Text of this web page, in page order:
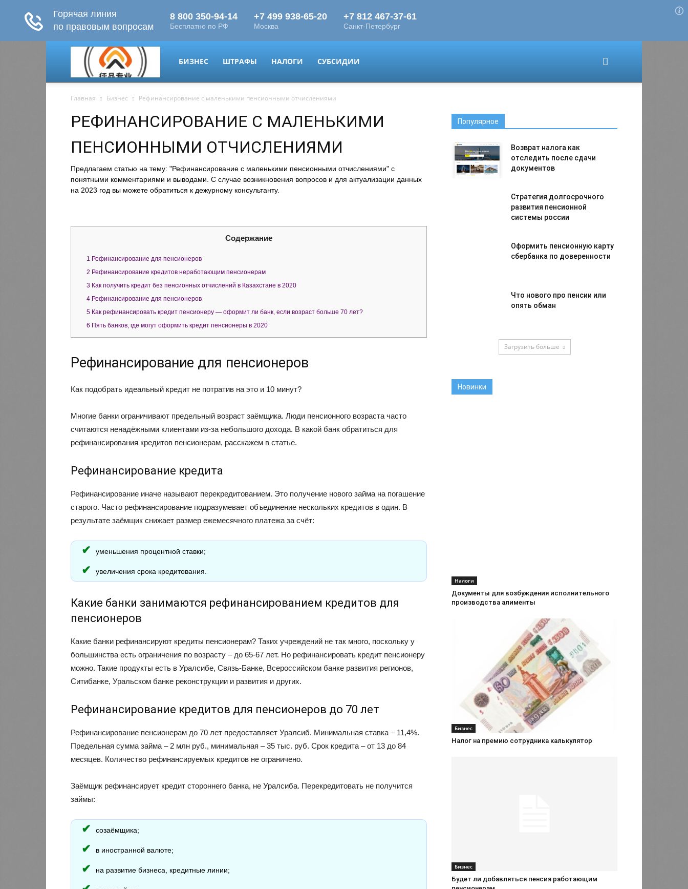
migrant-
plus.ru
БИЗНЕС ШТРАФЫ НАЛОГИ СУБСИДИИ
Главная Бизнес Рефинансирование с маленькими пенсионными отчислениями
РЕФИНАНСИРОВАНИЕ С МАЛЕНЬКИМИ
ПЕНСИОННЫМИ ОТЧИСЛЕНИЯМИ
Предлагаем статью на тему: "Рефинансирование с маленькими пенсионными отчислениями" с
понятными комментариями и выводами. С случае возникновения вопросов и для актуализации данных
на 2023 год вы можете обратиться к дежурному консультанту.
Содержание
1 Рефинансирование для пенсионеров
2 Рефинансирование кредитов неработающим пенсионерам
3 Как получить кредит без пенсионных отчислений в Казахстане в 2020
4 Рефинансирование для пенсионеров
5 Как рефинансировать кредит пенсионеру — оформит ли банк, если возраст больше 70 лет?
6 Пять банков, где могут оформить кредит пенсионеры в 2020
Рефинансирование для пенсионеров
Как подобрать идеальный кредит не потратив на это и 10 минут?
Многие банки ограничивают предельный возраст заёмщика. Люди пенсионного возраста часто
считаются ненадёжными клиентами из-за небольшого дохода. В какой банк обратиться для
рефинансирования кредитов пенсионерам, расскажем в статье.
Рефинансирование кредита
Рефинансирование иначе называют перекредитованием. Это получение нового займа на погашение
старого. Часто рефинансирование подразумевает объединение нескольких кредитов в один. В
результате заёмщик снижает размер ежемесячного платежа за счёт:
уменьшения процентной ставки;
увеличения срока кредитования.
Какие банки занимаются рефинансированием кредитов для
пенсионеров
Какие банки рефинансируют кредиты пенсионерам? Таких учреждений не так много, поскольку у
большинства есть ограничения по возрасту – до 65-67 лет. Но рефинансировать кредит пенсионеру
можно. Такие продукты есть в Уралсибе, Связь-Банке, Всероссийском банке развития регионов,
Ситибанке, Уральском банке реконструкции и развития и других.
Рефинансирование кредитов для пенсионеров до 70 лет
Рефинансирование пенсионерам до 70 лет предоставляет Уралсиб. Минимальная ставка – 11,4%.
Предельная сумма займа – 2 млн руб., минимальная – 35 тыс. руб. Срок кредита – от 13 до 84
месяцев. Количество рефинансируемых кредитов не ограничено.
Заёмщик рефинансирует кредит стороннего банка, не Уралсиба. Перекредитовать не получится
займы:
созаёмщика;
в иностранной валюте;
на развитие бизнеса, кредитные линии;
Популярное
Возврат налога как
отследить после сдачи
документов
Стратегия долгосрочного
развития пенсионной
системы россии
Оформить пенсионную карту
сбербанка по доверенности
Что нового про пенсии или
опять обман
Загрузить больше
Новинки
Налоги
Документы для возбуждения исполнительного
производства алименты
Бизнес
Налог на премию сотрудника калькулятор
Бизнес
Будет ли добавляться пенсия работающим